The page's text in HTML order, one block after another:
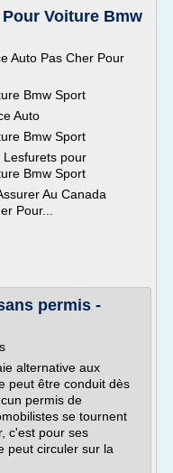
Voiture Bmw
Auto Pas Cher Pour
Bmw Sport
Auto
Bmw Sport
Lesfurets pour
Bmw Sport
Au Canada
Pour...
permis -
alternative aux
peut être conduit dès
permis de
se tournent
c'est pour ses
peut circuler sur la